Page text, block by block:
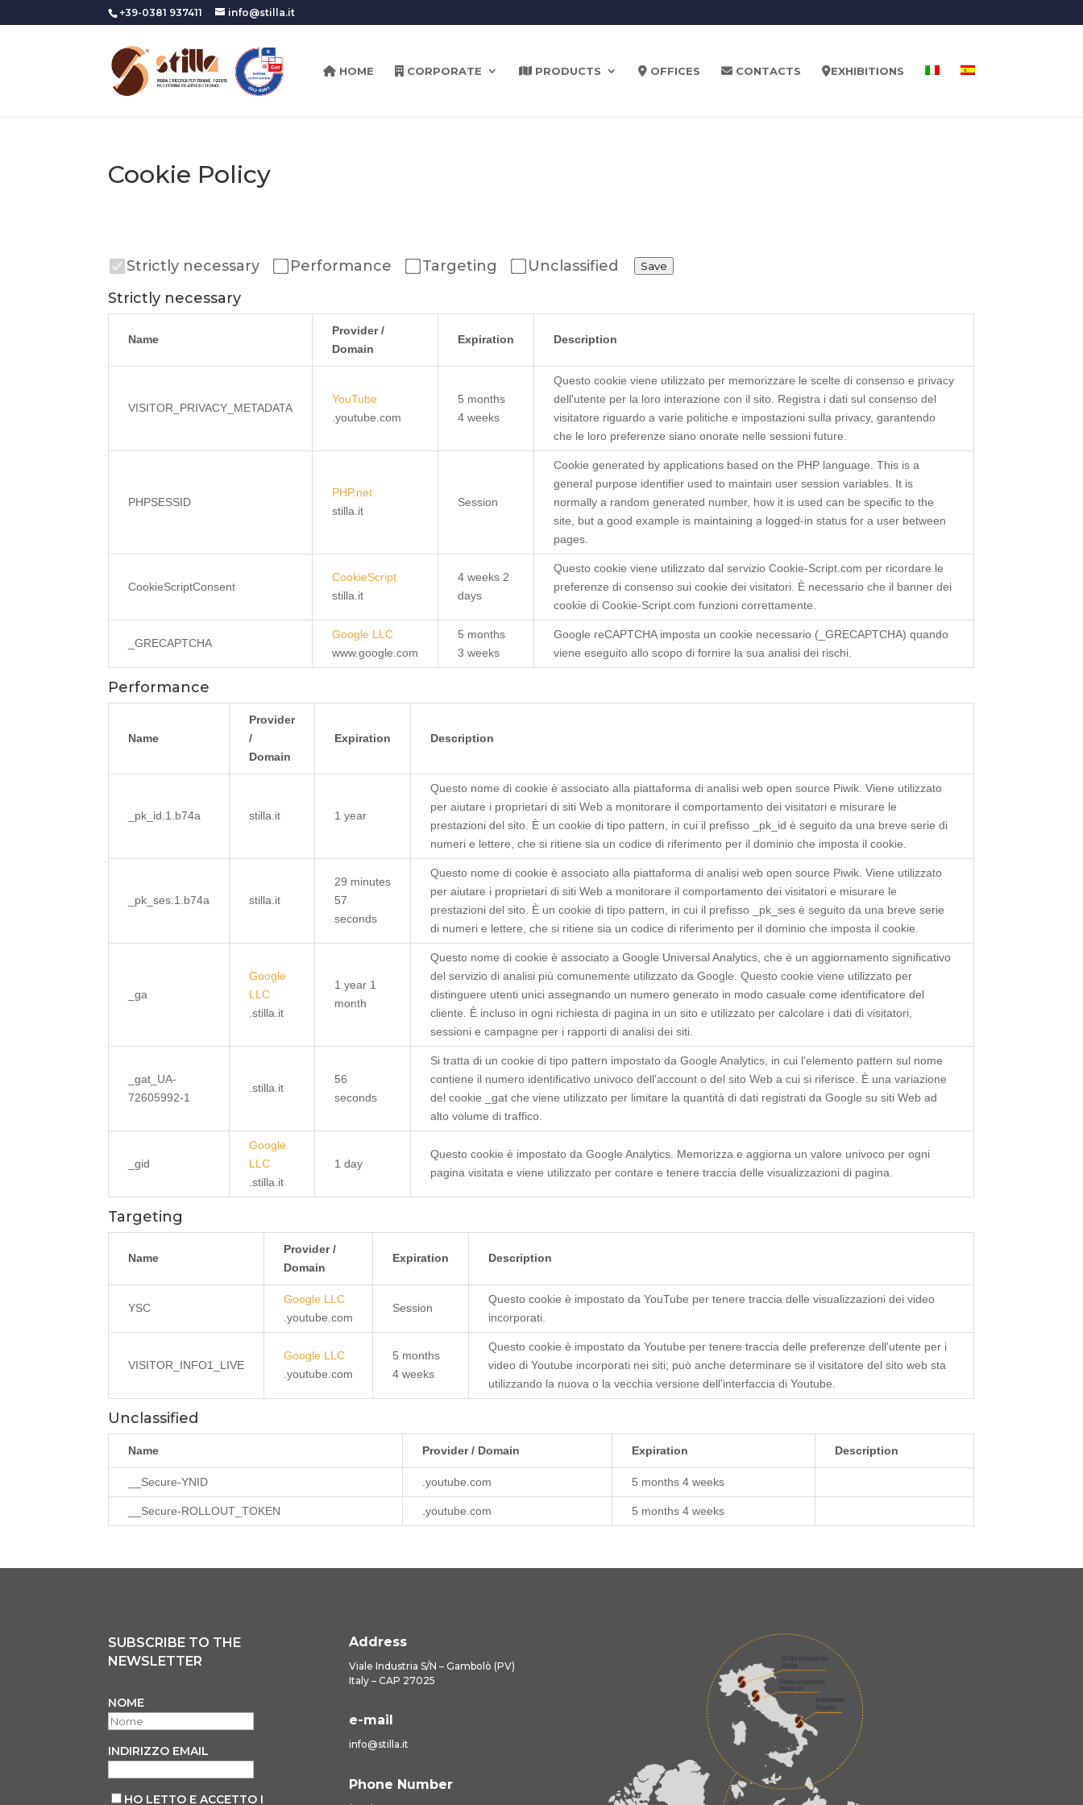
+39-0381 937411 info@stilla.it
HOME CORPORATE PRODUCTS OFFICES CONTACTS EXHIBITIONS
Cookie Policy
Strictly necessary Performance Targeting Unclassified Save
Strictly necessary
Name
Provider /
Domain
Expiration Description
VISITOR_PRIVACY_METADATA
YouTube
.youtube.com
5 months
4 weeks
Questo cookie viene utilizzato per memorizzare le scelte di consenso e privacy
dell'utente per la loro interazione con il sito. Registra i dati sul consenso del
visitatore riguardo a varie politiche e impostazioni sulla privacy, garantendo
che le loro preferenze siano onorate nelle sessioni future.
PHPSESSID
PHP.net
stilla.it
Session
Cookie generated by applications based on the PHP language. This is a
general purpose identifier used to maintain user session variables. It is
normally a random generated number, how it is used can be specific to the
site, but a good example is maintaining a logged-in status for a user between
pages.
CookieScriptConsent
CookieScript
stilla.it
4 weeks 2
days
Questo cookie viene utilizzato dal servizio Cookie-Script.com per ricordare le
preferenze di consenso sui cookie dei visitatori. È necessario che il banner dei
cookie di Cookie-Script.com funzioni correttamente.
_GRECAPTCHA
Google LLC
www.google.com
5 months
3 weeks
Google reCAPTCHA imposta un cookie necessario (_GRECAPTCHA) quando
viene eseguito allo scopo di fornire la sua analisi dei rischi.
Performance
Name
Provider
/
Domain
Expiration Description
_pk_id.1.b74a stilla.it 1 year
Questo nome di cookie è associato alla piattaforma di analisi web open source Piwik. Viene utilizzato
per aiutare i proprietari di siti Web a monitorare il comportamento dei visitatori e misurare le
prestazioni del sito. È un cookie di tipo pattern, in cui il prefisso _pk_id è seguito da una breve serie di
numeri e lettere, che si ritiene sia un codice di riferimento per il dominio che imposta il cookie.
_pk_ses.1.b74a stilla.it
29 minutes
57
seconds
Questo nome di cookie è associato alla piattaforma di analisi web open source Piwik. Viene utilizzato
per aiutare i proprietari di siti Web a monitorare il comportamento dei visitatori e misurare le
prestazioni del sito. È un cookie di tipo pattern, in cui il prefisso _pk_ses è seguito da una breve serie
di numeri e lettere, che si ritiene sia un codice di riferimento per il dominio che imposta il cookie.
_ga
Google
LLC
.stilla.it
1 year 1
month
Questo nome di cookie è associato a Google Universal Analytics, che è un aggiornamento significativo
del servizio di analisi più comunemente utilizzato da Google. Questo cookie viene utilizzato per
distinguere utenti unici assegnando un numero generato in modo casuale come identificatore del
cliente. È incluso in ogni richiesta di pagina in un sito e utilizzato per calcolare i dati di visitatori,
sessioni e campagne per i rapporti di analisi dei siti.
_gat_UA-
72605992-1
.stilla.it
56
seconds
Si tratta di un cookie di tipo pattern impostato da Google Analytics, in cui l'elemento pattern sul nome
contiene il numero identificativo univoco dell'account o del sito Web a cui si riferisce. È una variazione
del cookie _gat che viene utilizzato per limitare la quantità di dati registrati da Google su siti Web ad
alto volume di traffico.
_gid
Google
LLC
.stilla.it
1 day
Questo cookie è impostato da Google Analytics. Memorizza e aggiorna un valore univoco per ogni
pagina visitata e viene utilizzato per contare e tenere traccia delle visualizzazioni di pagina.
Targeting
Name
Provider /
Domain
Expiration Description
YSC
Google LLC
.youtube.com
Session
Questo cookie è impostato da YouTube per tenere traccia delle visualizzazioni dei video
incorporati.
VISITOR_INFO1_LIVE
Google LLC
.youtube.com
5 months
4 weeks
Questo cookie è impostato da Youtube per tenere traccia delle preferenze dell'utente per i
video di Youtube incorporati nei siti; può anche determinare se il visitatore del sito web sta
utilizzando la nuova o la vecchia versione dell'interfaccia di Youtube.
Unclassified
Name Provider / Domain Expiration Description
__Secure-YNID .youtube.com 5 months 4 weeks
__Secure-ROLLOUT_TOKEN .youtube.com 5 months 4 weeks
SUBSCRIBE TO THE
NEWSLETTER
NOME
INDIRIZZO EMAIL
HO LETTO E ACCETTO I
Address
Viale Industria S/N – Gambolò (PV)
Italy – CAP 27025
e-mail
info@stilla.it
Phone Number